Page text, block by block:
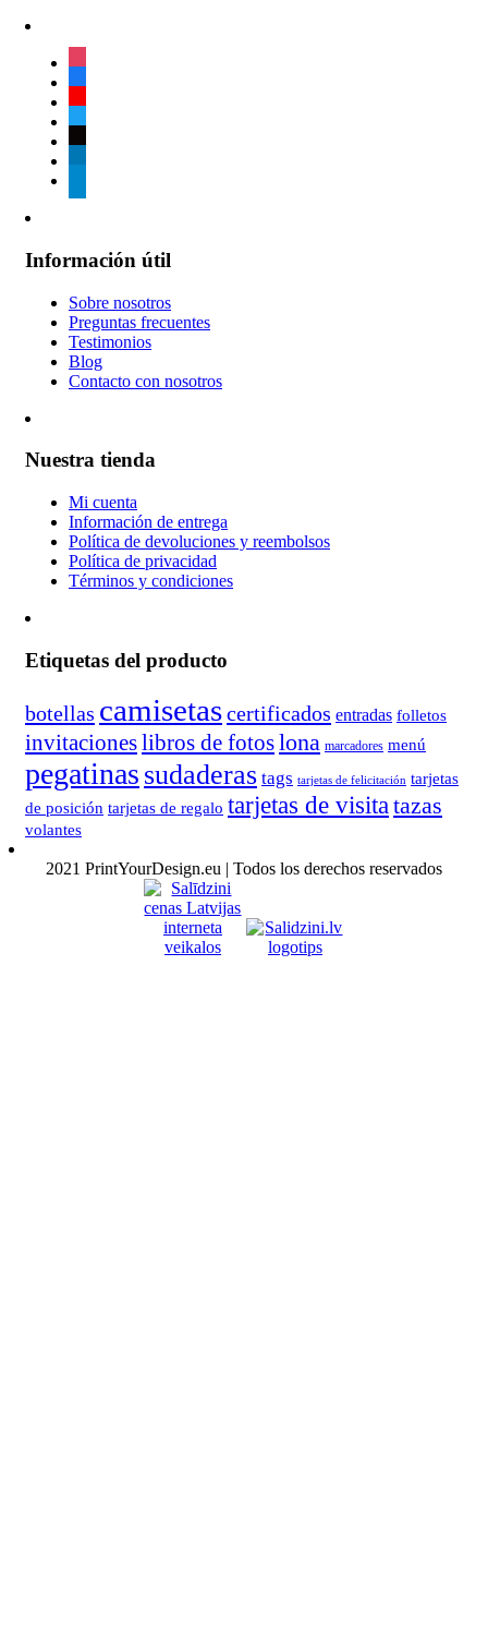
Información útil
Sobre nosotros
Preguntas frecuentes
Testimonios
Blog
Contacto con nosotros
Nuestra tienda
Mi cuenta
Información de entrega
Política de devoluciones y reembolsos
Política de privacidad
Términos y condiciones
Etiquetas del producto
botellas camisetascertificados entradas folletos
invitacioneslibros de fotoslona marcadores menú
pegatinas sudaderas tags tarjetas de felicitación tarjetas
de posición tarjetas de regalo tarjetas de visitatazas
volantes
2021 PrintYourDesign.eu | Todos los derechos reservados